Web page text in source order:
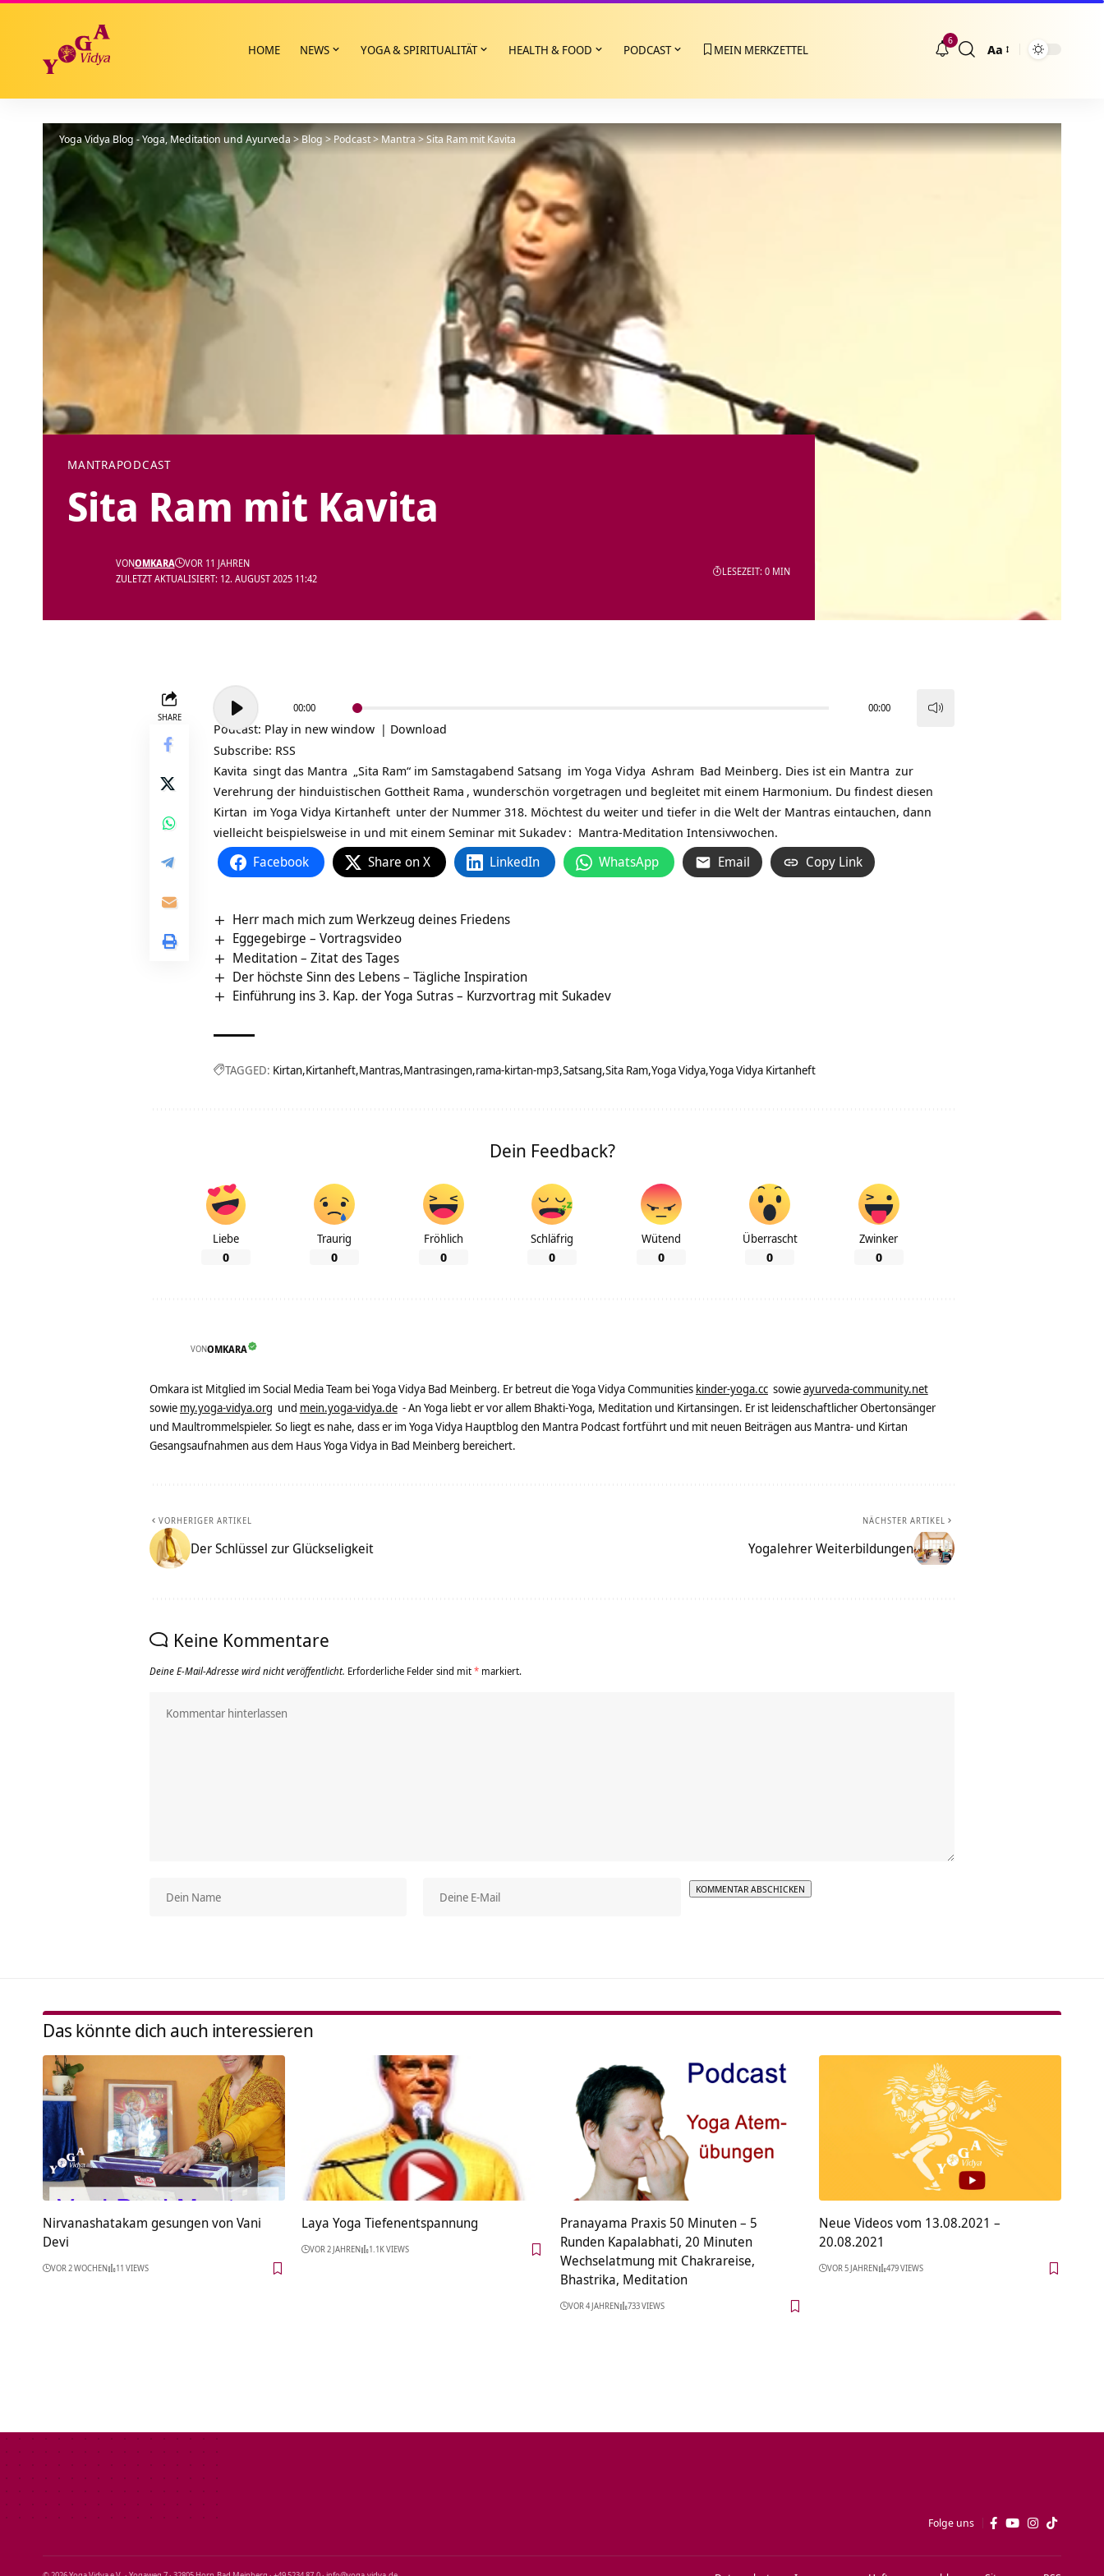
HOME NEWS YOGA & SPIRITUALITÄT HEALTH & FOOD PODCAST MEIN MERKZETTEL
6
Größenänderung
Aa
Yoga Vidya Blog - Yoga, Meditation und Ayurveda >Blog>Podcast>Mantra>Sita Ram mit Kavita
MANTRAPODCAST
Sita Ram mit Kavita
ZULETZT AKTUALISIERT: 12. AUGUST 2025 11:42
VONOMKARA VOR 11 JAHREN
LESEZEIT: 0 MIN
SHARE
Audio-
Player
00:00 00:00
Podcast: Play in new window | Download
Subscribe: RSS
Kavita singt das Mantra „Sita Ram“ im Samstagabend Satsang im Yoga Vidya Ashram Bad Meinberg. Dies ist ein Mantra zur
Verehrung der hinduistischen Gottheit Rama , wunderschön vorgetragen und begleitet mit einem Harmonium. Du findest diesen
Kirtan im Yoga Vidya Kirtanheft unter der Nummer 318. Möchtest du weiter und tiefer in die Welt der Mantras eintauchen, dann
vielleicht beispielsweise in und mit einem Seminar mit Sukadev : Mantra-Meditation Intensivwochen.
Facebook Share on X LinkedIn WhatsApp Email Copy Link
Herr mach mich zum Werkzeug deines Friedens
Eggegebirge‏‎ – Vortragsvideo
Meditation – Zitat des Tages
Der höchste Sinn des Lebens – Tägliche Inspiration
Einführung ins 3. Kap. der Yoga Sutras – Kurzvortrag mit Sukadev
TAGGED: Kirtan Kirtanheft Mantras Mantrasingen rama-kirtan-mp3 Satsang Sita Ram Yoga Vidya Yoga Vidya Kirtanheft
Dein Feedback?
Liebe
0
Traurig
0
Fröhlich
0
Schläfrig
0
Wütend
0
Überrascht
0
Zwinker
0
VONOMKARA
Omkara ist Mitglied im Social Media Team bei Yoga Vidya Bad Meinberg. Er betreut die Yoga Vidya Communities kinder-yoga.cc sowieayurveda-community.net
sowie my.yoga-vidya.org und mein.yoga-vidya.de - An Yoga liebt er vor allem Bhakti-Yoga, Meditation und Kirtansingen. Er ist leidenschaftlicher Obertonsänger
und Maultrommelspieler. So liegt es nahe, dass er im Yoga Vidya Hauptblog den Mantra Podcast fortführt und mit neuen Beiträgen aus Mantra- und Kirtan
Gesangsaufnahmen aus dem Haus Yoga Vidya in Bad Meinberg bereichert.
VORHERIGER ARTIKEL
Der Schlüssel zur Glückseligkeit
NÄCHSTER ARTIKEL
Yogalehrer Weiterbildungen
Keine Kommentare
Deine E-Mail-Adresse wird nicht veröffentlicht. Erforderliche Felder sind mit* markiert.
Das könnte dich auch interessieren
Nirvanashatakam gesungen von Vani
Devi
VOR 2 WOCHEN 11 VIEWS
Laya Yoga Tiefenentspannung
VOR 2 JAHREN 1.1K VIEWS
Pranayama Praxis 50 Minuten – 5
Runden Kapalabhati, 20 Minuten
Wechselatmung mit Chakrareise,
Bhastrika, Meditation
VOR 4 JAHREN 733 VIEWS
Neue Videos vom 13.08.2021 –
20.08.2021
VOR 5 JAHREN 479 VIEWS
Folge uns